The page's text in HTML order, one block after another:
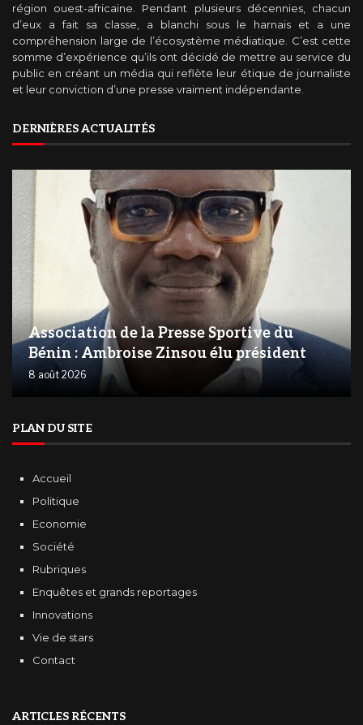
région ouest-africaine. Pendant plusieurs décennies, chacun
d’eux a fait sa classe, a blanchi sous le harnais et a une
compréhension large de l’écosystème médiatique. C’est cette
somme d’expérience qu’ils ont décidé de mettre au service du
public en créant un média qui reflète leur étique de journaliste
et leur conviction d’une presse vraiment indépendante.
DERNIÈRES ACTUALITÉS
Association de la Presse Sportive du
Bénin : Ambroise Zinsou élu président
8 août 2026
PLAN DU SITE
Accueil
Politique
Economie
Société
Rubriques
Enquêtes et grands reportages
Innovations
Vie de stars
Contact
ARTICLES RÉCENTS